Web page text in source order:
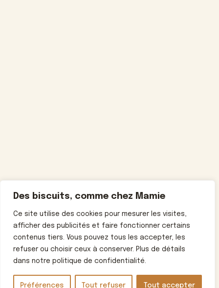
Des biscuits, comme chez Mamie
Ce site utilise des cookies pour mesurer les visites,
afficher des publicités et faire fonctionner certains
contenus tiers. Vous pouvez tous les accepter, les
refuser ou choisir ceux à conserver. Plus de détails
dans notre politique de confidentialité.
Préférences Tout refuser Tout accepter